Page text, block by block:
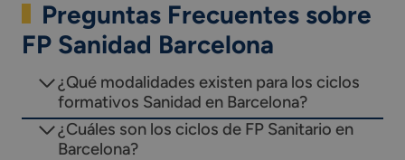
Preguntas Frecuentes sobre
FP Sanidad Barcelona
¿Qué modalidades existen para los ciclos
formativos Sanidad en Barcelona?
¿Cuáles son los ciclos de FP Sanitario en
Barcelona?